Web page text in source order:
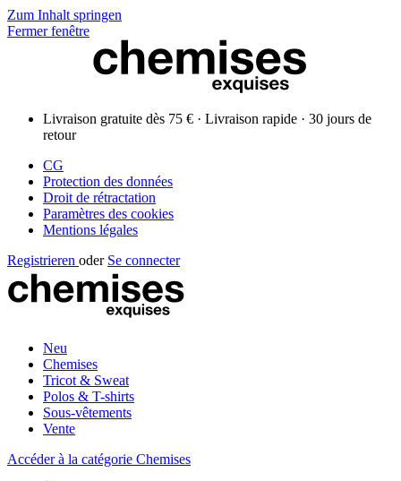
Zum Inhalt springen
Fermer fenêtre
Livraison gratuite dès 75 € · Livraison rapide · 30 jours de
retour
CG
Protection des données
Droit de rétractation
Paramètres des cookies
Mentions légales
Registrieren oder Se connecter
Neu
Chemises
Tricot & Sweat
Polos & T-shirts
Sous-vêtements
Vente
Accéder à la catégorie Chemises